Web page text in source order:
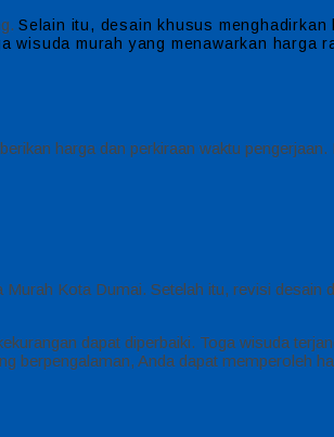
Selain itu, desain khusus menghadirkan
wisuda murah yang menawarkan harga
harga dan perkiraan waktu
Kota Dumai. Setelah itu, revisi desain
dapat diperbaiki. Toga wisuda
berpengalaman, Anda dapat memperoleh